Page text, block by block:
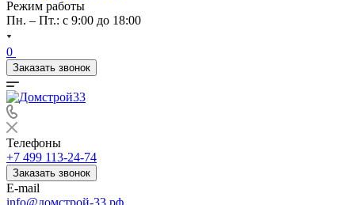
Режим работы
Пн. – Пт.: с 9:00 до 18:00
0
Заказать звонок
Телефоны
+7 499 113-24-74
Заказать звонок
E-mail
info@домстрой-33.рф